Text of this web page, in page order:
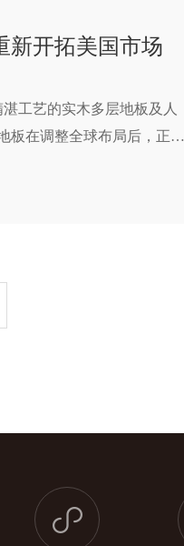
新开拓美国市场
工艺的实木多层地板及人
板在调整全球布局后，正式